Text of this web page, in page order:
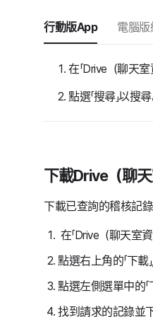
行動版App 電腦版
在「Drive（聊天
點選「搜尋」以搜尋
下載Drive（聊
下載已查詢的稽核記錄
在「Drive（聊天室
點選右上角的「下載
點選左側選單中的「
找到請求的記錄並